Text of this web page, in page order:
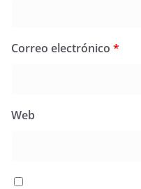
Correo electrónico *
Web